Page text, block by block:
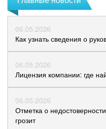
06.05.2026
Как узнать сведения о
06.05.2026
Лицензия компании: где
06.05.2026
Отметка о
грозит